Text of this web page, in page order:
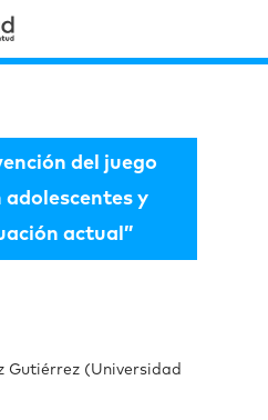
del juego
adolescentes y
actual”
Gutiérrez (Universidad